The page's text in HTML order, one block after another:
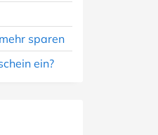
sparen
ein?